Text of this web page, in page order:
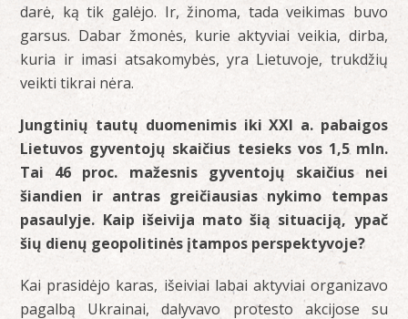
darė, ką tik galėjo. Ir, žinoma, tada veikimas buvo
garsus. Dabar žmonės, kurie aktyviai veikia, dirba,
kuria ir imasi atsakomybės, yra Lietuvoje, trukdžių
veikti tikrai nėra.
Jungtinių tautų duomenimis iki XXI a. pabaigos
Lietuvos gyventojų skaičius tesieks vos 1,5 mln.
Tai 46 proc. mažesnis gyventojų skaičius nei
šiandien ir antras greičiausias nykimo tempas
pasaulyje. Kaip išeivija mato šią situaciją, ypač
šių dienų geopolitinės įtampos perspektyvoje?
Kai prasidėjo karas, išeiviai labai aktyviai organizavo
pagalbą Ukrainai, dalyvavo protesto akcijose su